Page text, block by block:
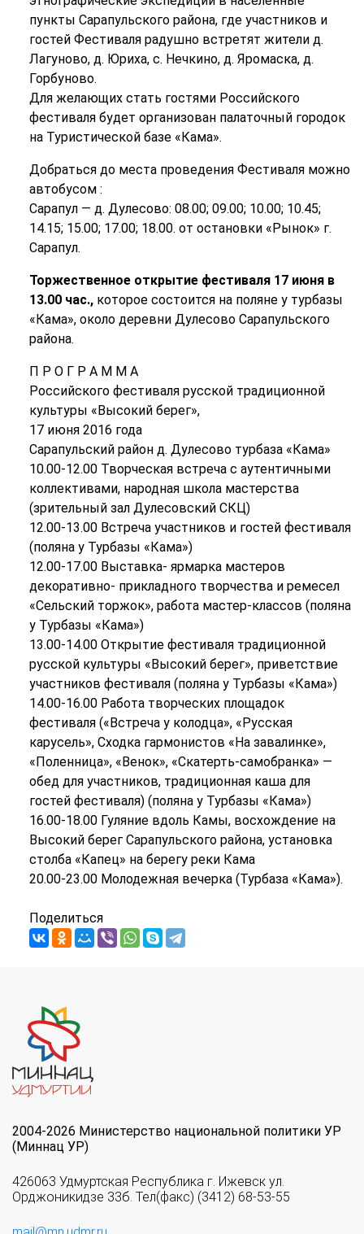
пункты Сарапульского района, где участников и
гостей Фестиваля радушно встретят жители д.
Лагуново, д. Юриха, с. Нечкино, д. Яромаска, д.
Горбуново.
Для желающих стать гостями Российского
фестиваля будет организован палаточный городок
на Туристической базе «Кама».
Добраться до места проведения Фестиваля можно
автобусом :
Сарапул — д. Дулесово: 08.00; 09.00; 10.00; 10.45;
14.15; 15.00; 17.00; 18.00. от остановки «Рынок» г.
Сарапул.
Торжественное открытие фестиваля 17 июня в
13.00 час.,которое состоится на поляне у турбазы
«Кама», около деревни Дулесово Сарапульского
района.
П Р О Г Р А М М А
Российского фестиваля русской традиционной
культуры «Высокий берег»,
17 июня 2016 года
Сарапульский район д. Дулесово турбаза «Кама»
10.00-12.00 Творческая встреча с аутентичными
коллективами, народная школа мастерства
(зрительный зал Дулесовский СКЦ)
12.00-13.00 Встреча участников и гостей фестиваля
(поляна у Турбазы «Кама»)
12.00-17.00 Выставка- ярмарка мастеров
декоративно- прикладного творчества и ремесел
«Сельский торжок», работа мастер-классов (поляна
у Турбазы «Кама»)
13.00-14.00 Открытие фестиваля традиционной
русской культуры «Высокий берег», приветствие
участников фестиваля (поляна у Турбазы «Кама»)
14.00-16.00 Работа творческих площадок
фестиваля («Встреча у колодца», «Русская
карусель», Сходка гармонистов «На завалинке»,
«Поленница», «Венок», «Скатерть-самобранка» —
обед для участников, традиционная каша для
гостей фестиваля) (поляна у Турбазы «Кама»)
16.00-18.00 Гуляние вдоль Камы, восхождение на
Высокий берег Сарапульского района, установка
столба «Капец» на берегу реки Кама
20.00-23.00 Молодежная вечерка (Турбаза «Кама»).
Поделиться
2004-2026 Министерство национальной политики УР
(Миннац УР)
426063 Удмуртская Республика г. Ижевск ул.
Орджоникидзе 33б. Тел(факс) (3412) 68-53-55